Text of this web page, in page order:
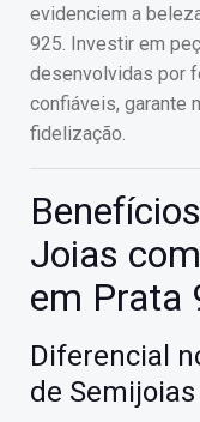
evidenciem a
925. Investir em
desenvolvidas por
confiáveis, garante
fidelização.
Joias
em Prata
Diferencial
de Semijoias